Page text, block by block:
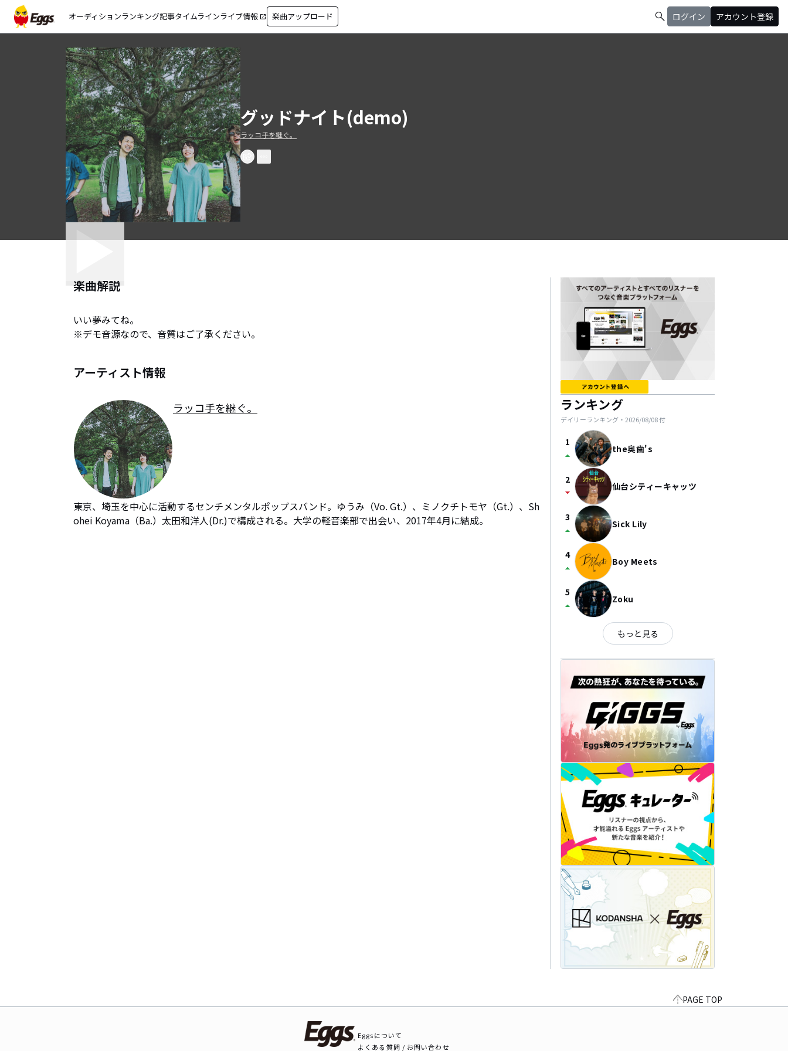
オーディションランキング記事タイムラインライブ情報 open_in_new 楽曲アップロード search ログイン アカウント登録
グッドナイト(demo)
ラッコ手を継ぐ。
楽曲解説
いい夢みてね。
※デモ音源なので、音質はご了承ください。
アーティスト情報
ラッコ手を継ぐ。
東京、埼玉を中心に活動するセンチメンタルポップスバンド。ゆうみ（Vo. Gt.）、ミノクチトモヤ（Gt.）、Sh
ohei Koyama（Ba.）太田和洋人(Dr.)で構成される。大学の軽音楽部で出会い、2017年4月に結成。
ランキング
デイリーランキング・ 2026/08/08付
1
arrow_drop_up the奥歯's
2
arrow_drop_down 仙台シティーキャッツ
3
arrow_drop_up Sick Lily
4
arrow_drop_up Boy Meets
5
arrow_drop_up Zoku
もっと見る
PAGE TOP
Eggsについて
よくある質問 / お問い合わせ